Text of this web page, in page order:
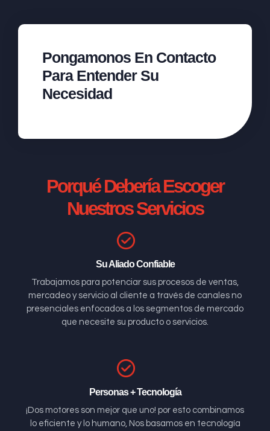
Pongamonos En Contacto
Para Entender Su
Necesidad
Porqué Debería Escoger
Nuestros Servicios
Su Aliado Confiable
Trabajamos para potenciar sus procesos de ventas,
mercadeo y servicio al cliente a través de canales no
presenciales enfocados a los segmentos de mercado
que necesite su producto o servicios.
Personas + Tecnología
¡Dos motores son mejor que uno! por esto combinamos
lo eficiente y lo humano, Nos basamos en tecnología